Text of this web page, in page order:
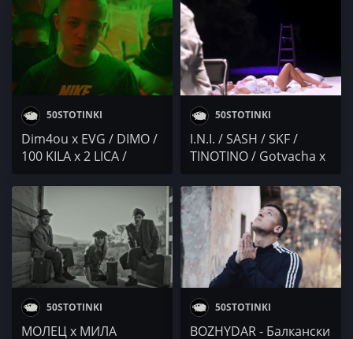
50STOTINKI
Dim4ou x EVG / DIMO /
100 KILA x 2 LICA /
UB7
50STOTINKI
I.N.I. / SASH / SKF /
TINOTINO / Gotvacha x
PEEVA (МИТЕВИ)
50STOTINKI
МОЛЕЦ x МИЛА
50STOTINKI
BOZHYDAR - Балкански